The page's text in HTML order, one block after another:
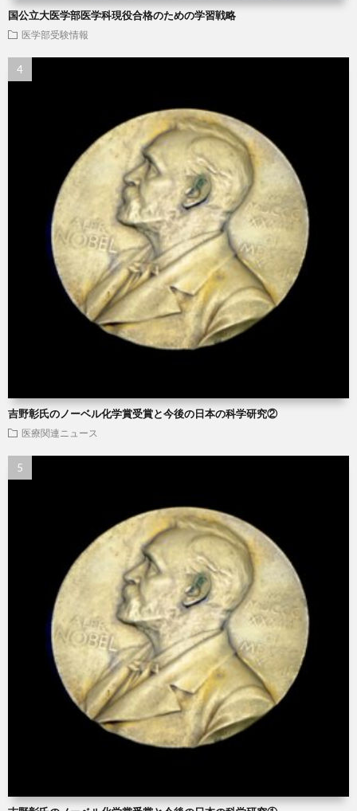
国公立大医学部医学科現役合格のための学習戦略
医学部受験情報
吉野彰氏のノーベル化学賞受賞と今後の日本の科学研究②
医療関連ニュース